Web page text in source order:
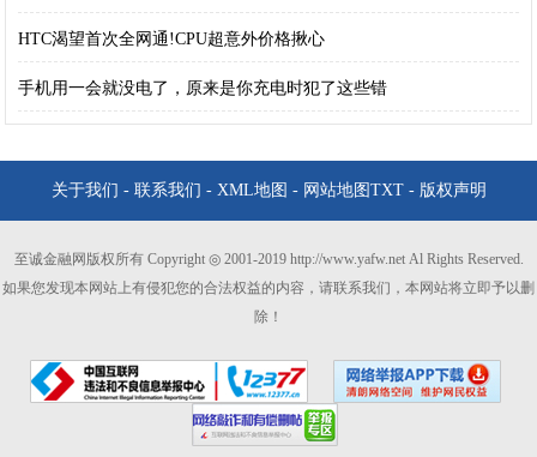
HTC渴望首次全网通!CPU超意外价格揪心
手机用一会就没电了，原来是你充电时犯了这些错
关于我们 - 联系我们 - XML地图 - 网站地图 TXT- 版权声明
至诚金融网版权所有 Copyright ◎ 2001-2019 http://www.yafw.net Al Rights Reserved.
如果您发现本网站上有侵犯您的合法权益的内容，请联系我们，本网站将立即予以删
除！